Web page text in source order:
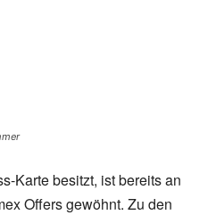
Karte besitzt, ist bereits an
Offers gewöhnt. Zu den